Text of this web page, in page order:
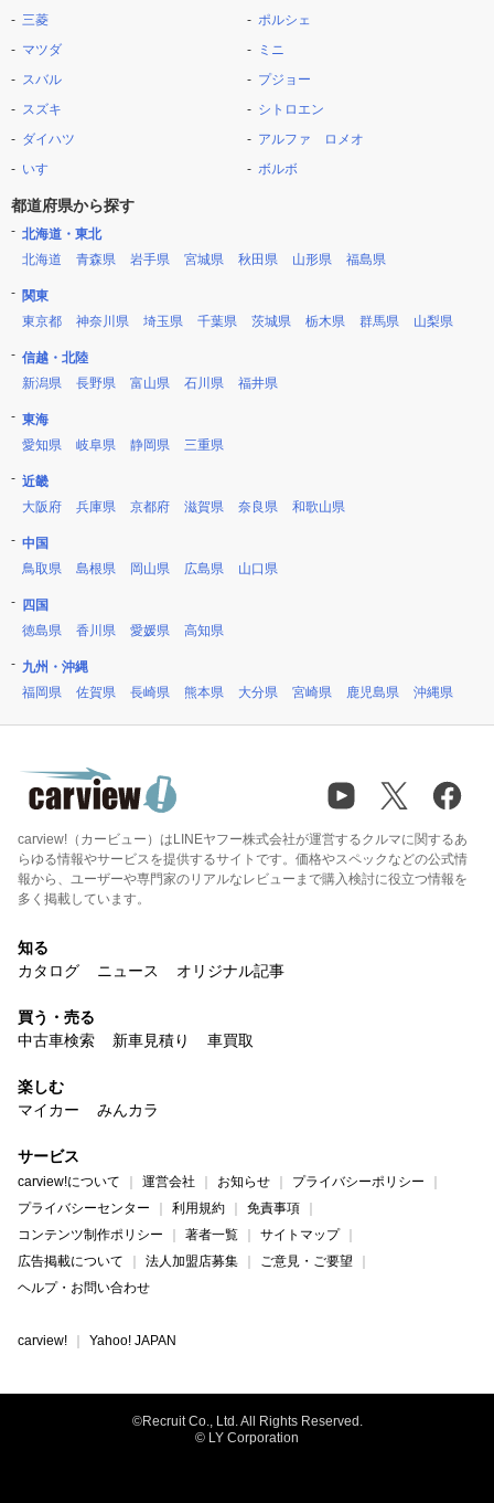
三菱
マツダ
スバル
スズキ
ダイハツ
いすゞ
ポルシェ
ミニ
プジョー
シトロエン
アルファ ロメオ
ボルボ
都道府県から探す
北海道・東北
北海道
青森県 岩手県 宮城県 秋田県 山形県 福島県
関東
東京都
神奈川県 埼玉県 千葉県 茨城県 栃木県 群馬県 山梨県
信越・北陸
新潟県
長野県 富山県 石川県 福井県
東海
愛知県
岐阜県 静岡県 三重県
近畿
大阪府
兵庫県 京都府 滋賀県 奈良県 和歌山県
中国
鳥取県
島根県 岡山県 広島県 山口県
四国
徳島県
香川県 愛媛県 高知県
九州・沖縄
福岡県
佐賀県 長崎県 熊本県 大分県 宮崎県 鹿児島県 沖縄県
carview!（カービュー）はLINEヤフー株式会社が運営するクルマに関するあ
らゆる情報やサービスを提供するサイトです。価格やスペックなどの公式情
報から、ユーザーや専門家のリアルなレビューまで購入検討に役立つ情報を
多く掲載しています。
知る
カタログ
ニュース オリジナル記事
買う・売る
中古車検索
新車見積り 車買取
楽しむ
マイカー
みんカラ
サービス
carview!について 運営会社 お知らせ
プライバシーポリシー
プライバシーセンター
利用規約
免責事項
コンテンツ制作ポリシー
著者一覧
サイトマップ
広告掲載について
法人加盟店募集
ご意見・ご要望
ヘルプ・お問い合わせ
carview! Yahoo! JAPAN
©Recruit Co., Ltd. All Rights Reserved.
© LY Corporation